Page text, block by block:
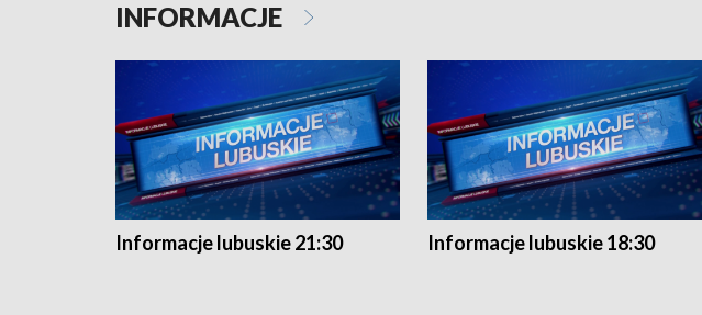
INFORMACJE
Informacje lubuskie 21:30 Informacje lubuskie 18:30